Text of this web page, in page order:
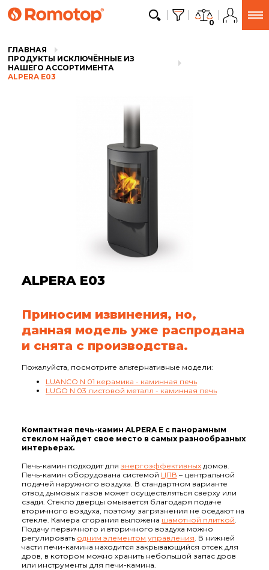
0
ГЛАВНАЯ
ПРОДУКТЫ ИСКЛЮЧЁННЫЕ ИЗ
НАШЕГО АССОРТИМЕНТА
ALPERA E03
ALPERA E03
Приносим извинения, но,
данная модель уже распродана
и снята с производства.
Пожалуйста, посмотрите альтернативные модели:
LUANCO N 01 керамика - каминная печь
LUGO N 03 листовой металл - каминная печь
Компактная печь-камин ALPERA E с панорамным
стеклом найдет свое место в самых разнообразных
интерьерах.
Печь-камин подходит для энергоэффективныхдомов.
Печь-камин оборудована системой ЦПВ – центральной
подачей наружного воздуха. В стандартном варианте
отвод дымовых газов может осуществляться сверху или
сзади. Стекло дверцы омывается благодаря подаче
вторичного воздуха, поэтому загрязнения не оседают на
стекле. Камера сгорания выложена шамотной плиткой
Подачу первичного и вторичного воздуха можно
регулировать одним элементом управления . В нижней
части печи-камина находится закрывающийся отсек для
дров, в котором можно хранить небольшой запас дров
или инструменты для печи-камина.